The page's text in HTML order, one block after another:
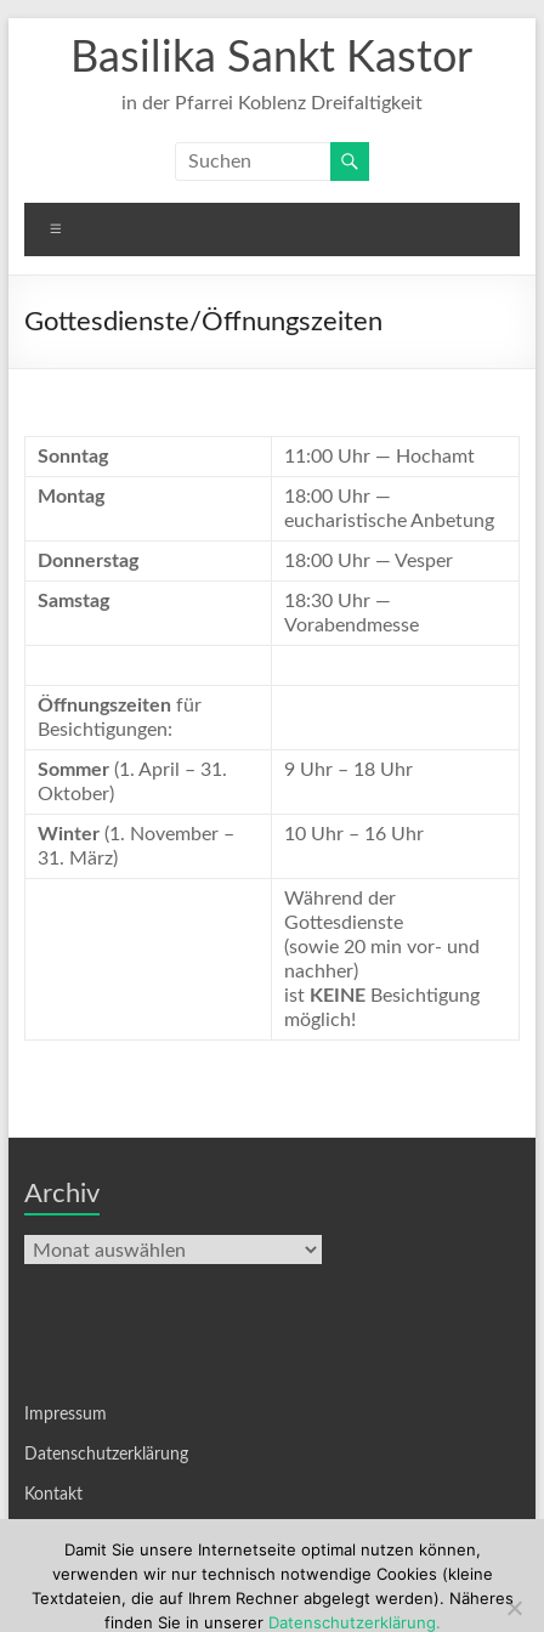
springenBasilika Sankt Kastor
in der Pfarrei Koblenz Dreifaltigkeit
Gottesdienste/Öffnungszeiten
Sonntag 11:00 Uhr — Hochamt
Montag
18:00 Uhr —
eucharistische Anbetung
Donnerstag 18:00 Uhr — Vesper
Samstag
18:30 Uhr —
Vorabendmesse
Öffnungszeiten für
Besichtigungen:
Sommer(1. April – 31.
Oktober)
9 Uhr – 18 Uhr
Winter(1. November –
31. März)
10 Uhr – 16 Uhr
Während der
Gottesdienste
(sowie 20 min vor- und
nachher)
ist KEINEBesichtigung
möglich!
Archiv
Archiv
Impressum
Datenschutzerklärung
Kontakt
Copyright © 2026Basilika Sankt Kastor. Alle Rechte vorbehalten. Theme
Damit Sie unsere Internetseite optimal nutzen können,
verwenden wir nur technisch notwendige Cookies (kleine
Textdateien, die auf Ihrem Rechner abgelegt werden). Näheres
finden Sie in unserer Datenschutzerklärung.